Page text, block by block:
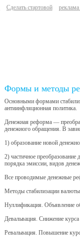
Сделать стартовой реклама
Формы и методы
Основными формами
антиинфляционная политика.
Денежная реформа —
денежного обращения. В
1) образование новой
2) частичное
порядка эмиссии, видов
Все проводимые денежные
Методы стабилизации
Нуллификация. Объявление
Девальвация. Снижение
Ревальвация. Повышение